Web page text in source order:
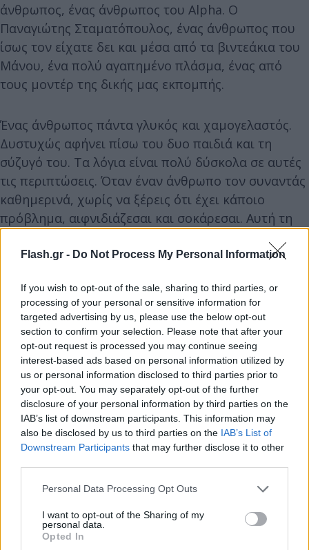
Flash.gr - Do Not Process My Personal Information
If you wish to opt-out of the sale, sharing to third parties, or
processing of your personal or sensitive information for
targeted advertising by us, please use the below opt-out
section to confirm your selection. Please note that after your
opt-out request is processed you may continue seeing
interest-based ads based on personal information utilized by
us or personal information disclosed to third parties prior to
your opt-out. You may separately opt-out of the further
disclosure of your personal information by third parties on the
IAB’s list of downstream participants. This information may
also be disclosed by us to third parties on the IAB’s List of
Downstream Participants that may further disclose it to other
Please note that this website/app uses one or more Google
not limited to your visit or usage behaviour. You may click to
grant or deny consent to Google and its third-party tags to
use your data for below specified purposes in below Google
Personal Data Processing Opt Outs
I want to opt-out of the Sharing of my
personal data.
Opted In
άνθρωπος, ένας άνθρωπος του Alpha. Ο
Παναγιώτης Σταματόπουλος, ένας άνθρωπος που
ίσως τον είχατε δει και μέσα από τα βιντεάκια του
Μάνου, ένα πολύ αγαπημένο πλάσμα, ένας από
τους μοντέρ της δικής μας εκπομπής.
Ένας άνθρωπος πάντα γλυκός και χαμογελαστός.
Δυστυχώς αφήνει πίσω του δυο παιδιά και τη
σύζυγό του. Τα λόγια είναι πολύ δύσκολα σε αυτές
τις περιπτώσεις. Όταν έναν άνθρωπο τον συναντάς
καθημερινά, χωρίς να ξέρεις ότι έχει κάποιο
πρόβλημα, αιφνιδιάζεσαι και σοκάρεσαι. Αυτή τη
μας είναι με την οικογένειά του, τα παιδιά του και
συλλυπητήρια. Καλό ταξίδι. Σίγουρα θα προσέχει
τους ανθρώπους του από ψηλά πια» ήταν τα λόγια
της Σταματίνας Τσιμτσιλή.